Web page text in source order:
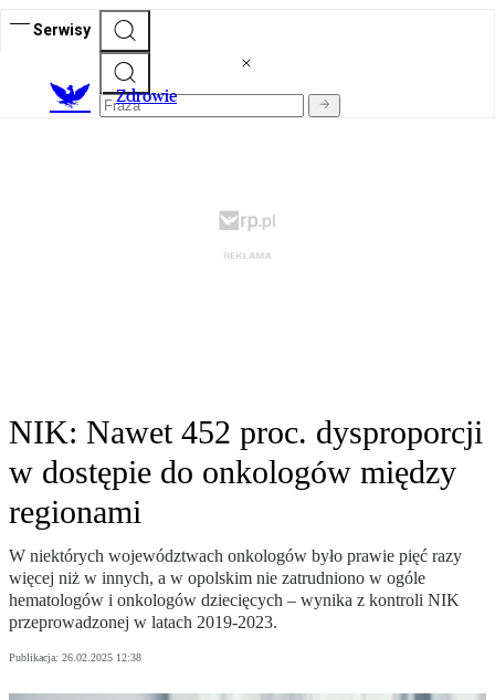
Serwisy
Zdrowie
NIK: Nawet 452 proc. dysproporcji
w dostępie do onkologów między
regionami
W niektórych województwach onkologów było prawie pięć razy
więcej niż w innych, a w opolskim nie zatrudniono w ogóle
hematologów i onkologów dziecięcych – wynika z kontroli NIK
przeprowadzonej w latach 2019-2023.
Publikacja: 26.02.2025 12:38